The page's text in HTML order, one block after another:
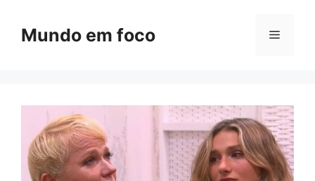
paraMundo em foco Menu